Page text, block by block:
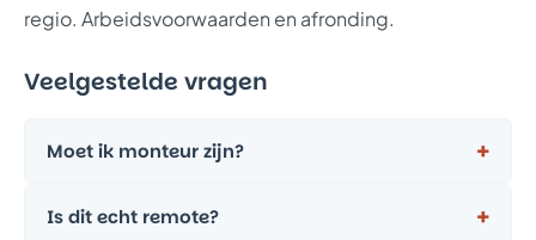
regio. Arbeidsvoorwaarden en afronding.
Veelgestelde vragen
Moet ik monteur zijn?
Is dit echt remote?